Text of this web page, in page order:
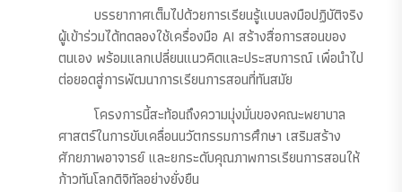
บรรยากาศเต็มไปด้วยการเรียนรู้แบบลงมือปฏิบัติจริง
ผู้เข้าร่วมได้ทดลองใช้เครื่องมือ AI สร้างสื่อการสอนของ
ตนเอง พร้อมแลกเปลี่ยนแนวคิดและประสบการณ์ เพื่อนำไป
ต่อยอดสู่การพัฒนาการเรียนการสอนที่ทันสมัย
โครงการนี้สะท้อนถึงความมุ่งมั่นของคณะพยาบาล
ศาสตร์ในการขับเคลื่อนนวัตกรรมการศึกษา เสริมสร้าง
ศักยภาพอาจารย์ และยกระดับคุณภาพการเรียนการสอนให้
ก้าวทันโลกดิจิทัลอย่างยั่งยืน